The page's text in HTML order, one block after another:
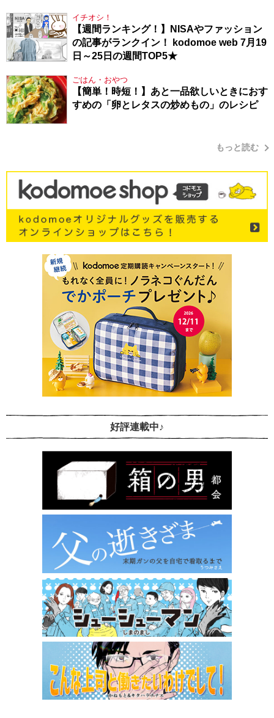
イチオシ！
【週間ランキング！】NISAやファッション
の記事がランクイン！ kodomoe web 7月19
日～25日の週間TOP5★
ごはん・おやつ
【簡単！時短！】あと一品欲しいときにおす
すめの「卵とレタスの炒めもの」のレシピ
もっと読む
好評連載中♪